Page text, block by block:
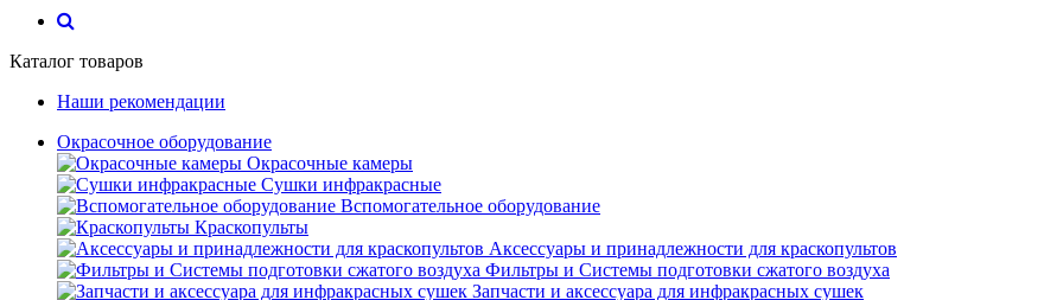
Каталог товаров
Наши рекомендации
Окрасочное оборудование
Окрасочные камеры
Сушки инфракрасные
Вспомогательное оборудование
Краскопульты
Аксессуары и принадлежности для краскопультов
Фильтры и Системы подготовки сжатого воздуха
Запчасти и аксессуара для инфракрасных сушек